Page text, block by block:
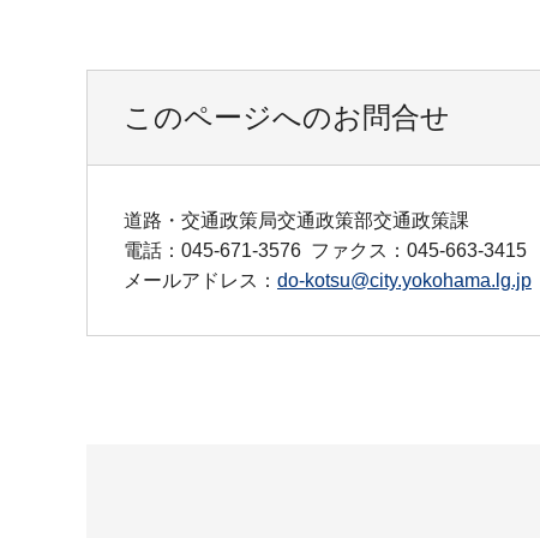
このページへのお問合せ
道路・交通政策局交通政策部交通政策課
電話：045-671-3576 ファクス：045-663-3415
メールアドレス： do-kotsu@city.yokohama.lg.jp